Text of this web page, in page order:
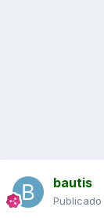
bautis
Publicado